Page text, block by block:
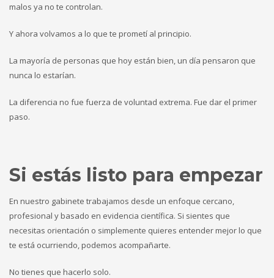
malos ya no te controlan.
Y ahora volvamos a lo que te prometí al principio.
La mayoría de personas que hoy están bien, un día pensaron que
nunca lo estarían.
La diferencia no fue fuerza de voluntad extrema. Fue dar el primer
paso.
Si estás listo para empezar
En nuestro gabinete trabajamos desde un enfoque cercano,
profesional y basado en evidencia científica. Si sientes que
necesitas orientación o simplemente quieres entender mejor lo que
te está ocurriendo, podemos acompañarte.
No tienes que hacerlo solo.